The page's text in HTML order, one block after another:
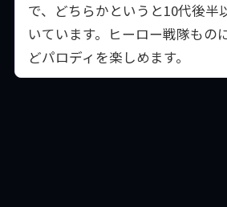
で、どちらかというと10代後半
いています。ヒーロー戦隊もの
どパロディを楽しめます。